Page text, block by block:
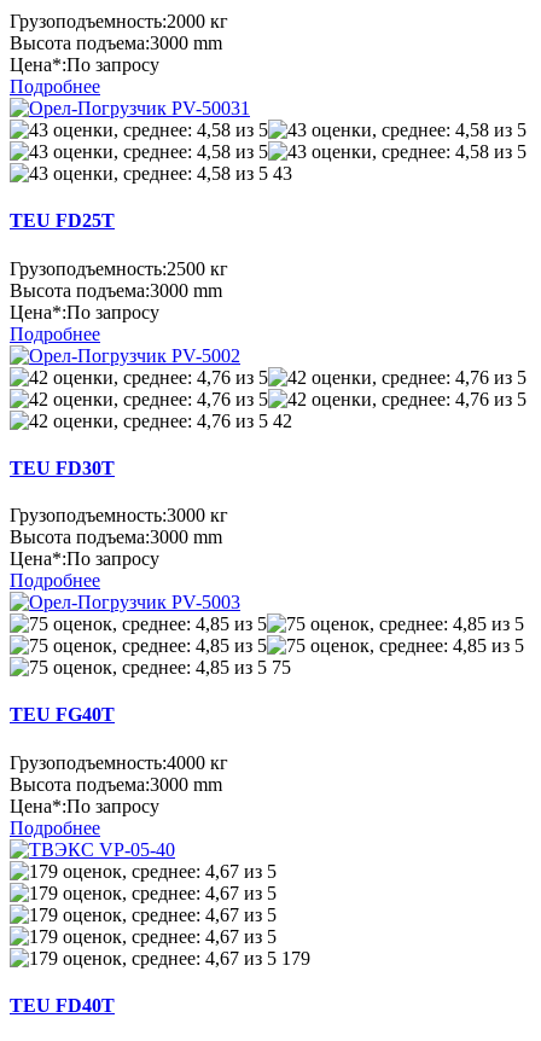
Грузоподъемность:2000 кг
Высота подъема:3000 mm
Цена*:По запросу
Подробнее
43
TEU FD25Т
Грузоподъемность:2500 кг
Высота подъема:3000 mm
Цена*:По запросу
Подробнее
42
TEU FD30Т
Грузоподъемность:3000 кг
Высота подъема:3000 mm
Цена*:По запросу
Подробнее
75
TEU FG40T
Грузоподъемность:4000 кг
Высота подъема:3000 mm
Цена*:По запросу
Подробнее
179
TEU FD40T